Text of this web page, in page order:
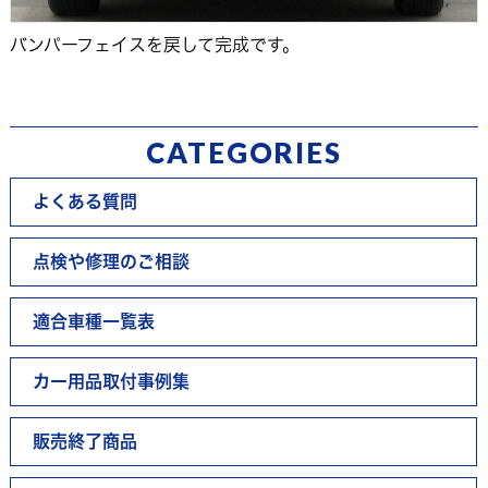
バンパーフェイスを戻して完成です。
CATEGORIES
よくある質問
点検や修理のご相談
適合車種一覧表
カー用品取付事例集
販売終了商品